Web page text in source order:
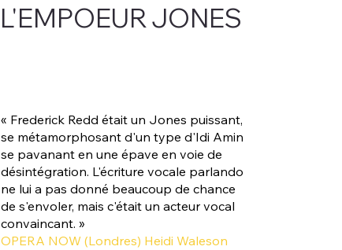
L'EMPOEUR JONES
« Frederick Redd était un Jones puissant,
se métamorphosant d'un type d'Idi Amin
se pavanant en une épave en voie de
désintégration. L'écriture vocale parlando
ne lui a pas donné beaucoup de chance
de s'envoler, mais c'était un acteur vocal
convaincant. »
OPERA NOW (Londres) Heidi Waleson